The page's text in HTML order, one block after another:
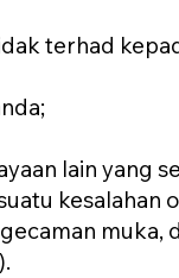
terhad
lain yang
kesalahan